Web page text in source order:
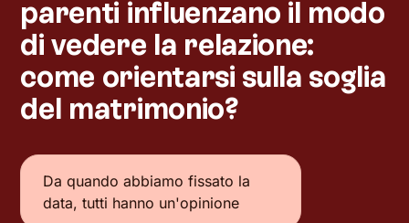
parenti influenzano il modo
di vedere la relazione:
come orientarsi sulla soglia
del matrimonio?
Da quando abbiamo fissato la
data, tutti hanno un'opinione